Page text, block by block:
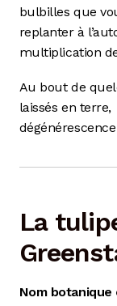
bulbilles que
replanter à
multiplication
Au bout de
laissés en terre,
La
Nom botanique